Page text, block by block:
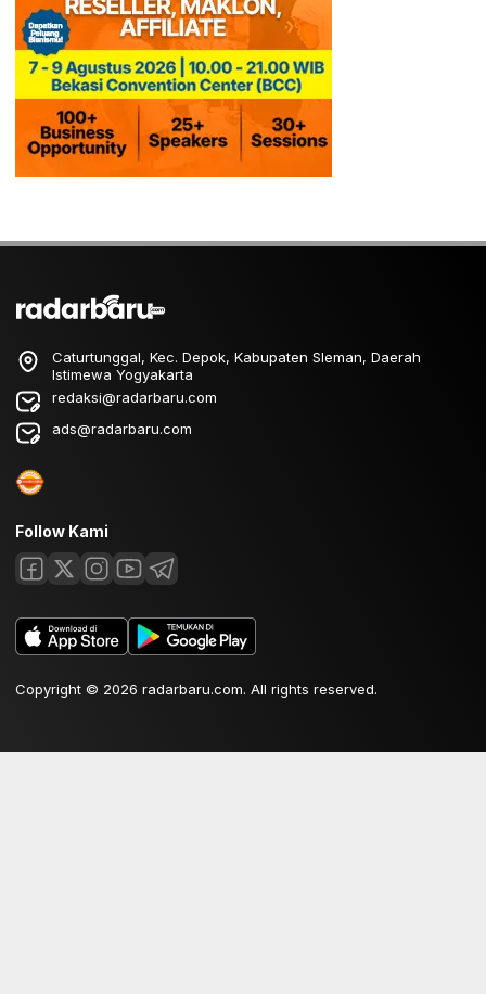
Caturtunggal, Kec. Depok, Kabupaten Sleman, Daerah
Istimewa Yogyakarta
redaksi@radarbaru.com
ads@radarbaru.com
Follow Kami
Copyright © 2026 radarbaru.com. All rights reserved.